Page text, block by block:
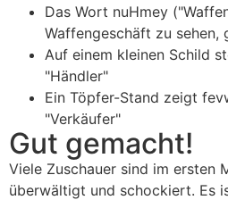
Das Wort nuHmey
Waffengeschäft zu sehen,
Auf einem kleinen Schild
"Händler"
Ein Töpfer-Stand zeigt
"Verkäufer"
Gut gemacht!
Viele Zuschauer sind im ersten
überwältigt und schockiert. Es